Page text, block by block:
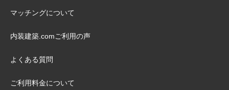
マッチングについて
内装建築.comご利用の声
よくある質問
ご利用料金について